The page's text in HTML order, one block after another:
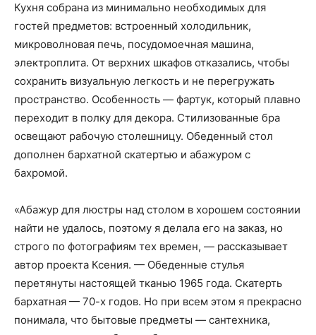
Кухня собрана из минимально необходимых для
гостей предметов: встроенный холодильник,
микроволновая печь, посудомоечная машина,
электроплита. От верхних шкафов отказались, чтобы
сохранить визуальную легкость и не перегружать
пространство. Особенность — фартук, который плавно
переходит в полку для декора. Стилизованные бра
освещают рабочую столешницу. Обеденный стол
дополнен бархатной скатертью и абажуром с
бахромой.
«Абажур для люстры над столом в хорошем состоянии
найти не удалось, поэтому я делала его на заказ, но
строго по фотографиям тех времен, — рассказывает
автор проекта Ксения. — Обеденные стулья
перетянуты настоящей тканью 1965 года. Скатерть
бархатная — 70-х годов. Но при всем этом я прекрасно
понимала, что бытовые предметы — сантехника,